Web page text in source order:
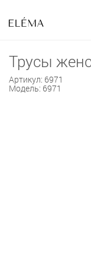
Трусы
Артикул: 6971
Модель: 6971